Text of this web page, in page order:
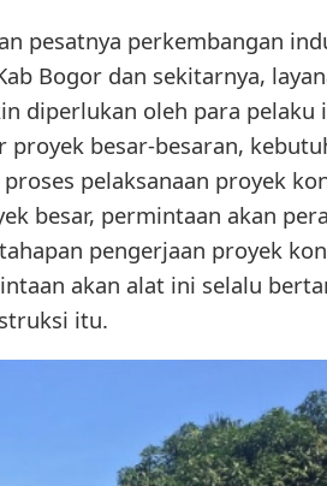
pesatnya perkembangan
Bogor dan sekitarnya,
diperlukan oleh para
besar-besaran,
pelaksanaan proyek
besar, permintaan akan
pengerjaan proyek
akan alat ini selalu
itu.